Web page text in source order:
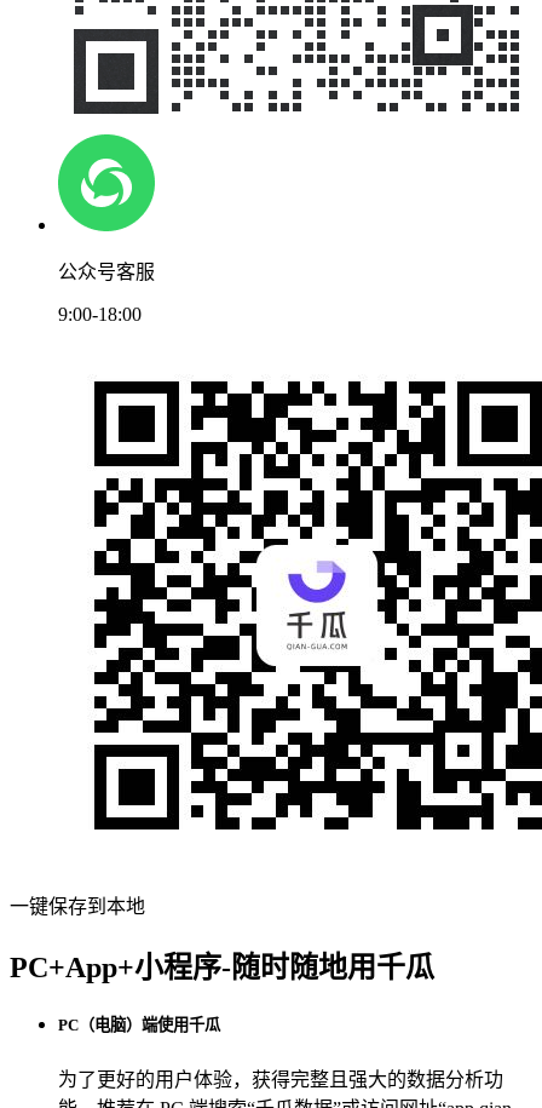
公众号客服
9:00-18:00
一键保存到本地
PC+App+小程序-随时随地用千瓜
PC（电脑）端使用千瓜
为了更好的用户体验，获得完整且强大的数据分析功